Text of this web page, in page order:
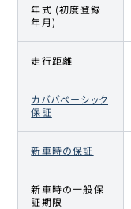
年式 (初度登録
年月)
走行距離
カババベーシック
保証
新車時の保証
新車時の一般保
証期限